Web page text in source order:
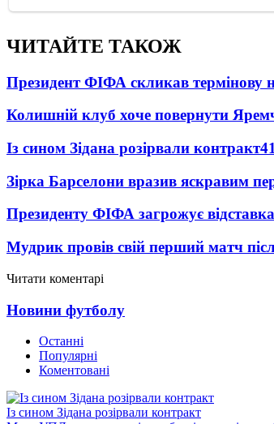
ЧИТАЙТЕ ТАКОЖ
Президент ФІФА скликав термінову
Колишній клуб хоче повернути
Із сином Зідана розірвали контракт
Зірка Барселони вразив яскравим
Президенту ФІФА загрожує відставка
Мудрик провів свій перший матч
Читати коментарі
Новини футболу
Останні
Популярні
Коментовані
Із сином Зідана розірвали контракт